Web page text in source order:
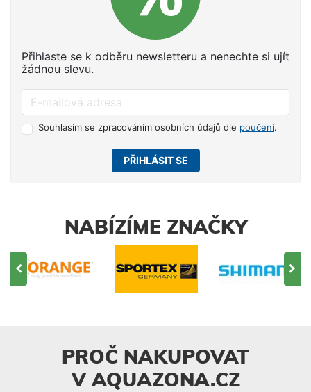
Přihlaste se k odběru newsletteru a nenechte si ujít
žádnou slevu.
Souhlasím se zpracováním osobních údajů dle poučení.
PŘIHLÁSIT SE
NABÍZÍME ZNAČKY
PROČ NAKUPOVAT
V AQUAZONA.CZ